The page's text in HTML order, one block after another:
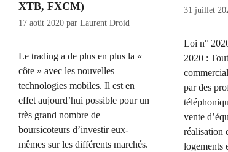
XTB, FXCM)
17 août 2020 par Laurent Droid
Le trading a de plus en plus la «
côte » avec les nouvelles
technologies mobiles. Il est en
effet aujourd’hui possible pour un
très grand nombre de
boursicoteurs d’investir eux-
mêmes sur les différents marchés.
31 juillet
Loi n°
2020 :
par des
vente
réalisation
logements